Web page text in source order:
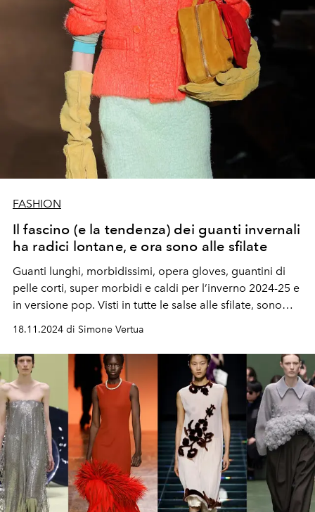
FASHION
Il fascino (e la tendenza) dei guanti invernali
ha radici lontane, e ora sono alle sfilate
Guanti lunghi, morbidissimi, opera gloves, guantini di
pelle corti, super morbidi e caldi per l’inverno 2024-25 e
in versione pop. Visti in tutte le salse alle sfilate, sono
diventati virali e di tendenza per la stagione fredda.
18.11.2024 di Simone Vertua